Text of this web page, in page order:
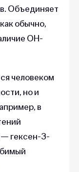
Объединяет
обычно,
OH-
человеком
но и
в
— гексен-3-